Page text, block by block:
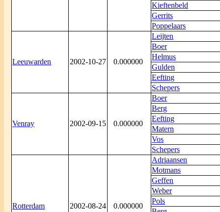
Kieftenbeld
Gerrits
Poppelaars
Leeuwarden 2002-10-27 0.000000
Leijten
Boer
Helmus
Gulden
Eefting
Schepers
Venray 2002-09-15 0.000000
Boer
Berg
Eefting
Matern
Vos
Schepers
Rotterdam 2002-08-24 0.000000
Adriaansen
Motmans
Geffen
Weber
Pols